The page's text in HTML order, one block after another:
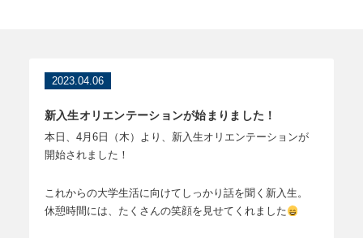
2023.04.06
新入生オリエンテーションが始まりました！
本日、4月6日（木）より、新入生オリエンテーションが
開始されました！
これからの大学生活に向けてしっかり話を聞く新入生。
休憩時間には、たくさんの笑顔を見せてくれました